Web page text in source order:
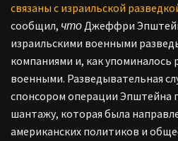
связаны с израильской
сообщил, чтоДжеффри
израильскими военными
компаниями и, как упоминалось
военными. Разведывательная
спонсором операции Эпштейна
шантажу, которая была
американских политиков и